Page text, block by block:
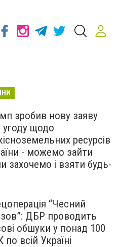
зробив нову заяву
угоду щодо
ресурсів
- можемо зайти
захочемо і взяти будь-
“Чесний
ДБР проводить
обшуки у понад 100
всій Україні